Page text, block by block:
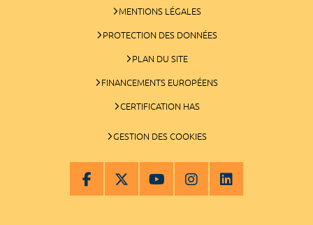
MENTIONS LÉGALES
PROTECTION DES DONNÉES
PLAN DU SITE
FINANCEMENTS EUROPÉENS
CERTIFICATION HAS
GESTION DES COOKIES